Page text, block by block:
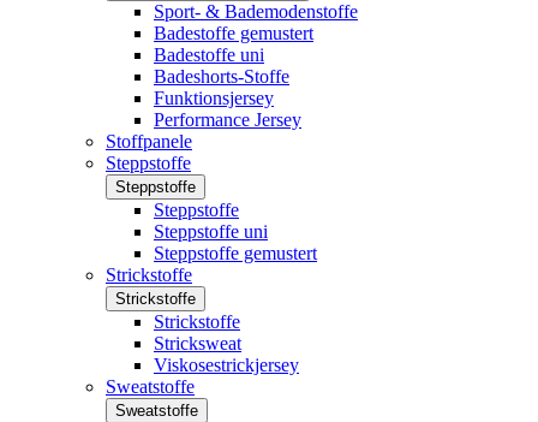
Sport- & Bademodenstoffe
Badestoffe gemustert
Badestoffe uni
Badeshorts-Stoffe
Funktionsjersey
Performance Jersey
Stoffpanele
Steppstoffe
Steppstoffe
Steppstoffe
Steppstoffe uni
Steppstoffe gemustert
Strickstoffe
Strickstoffe
Strickstoffe
Stricksweat
Viskosestrickjersey
Sweatstoffe
Sweatstoffe